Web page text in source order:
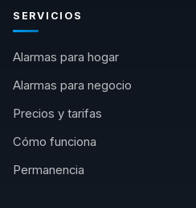
SERVICIOS
Alarmas para hogar
Alarmas para negocio
Precios y tarifas
Cómo funciona
Permanencia